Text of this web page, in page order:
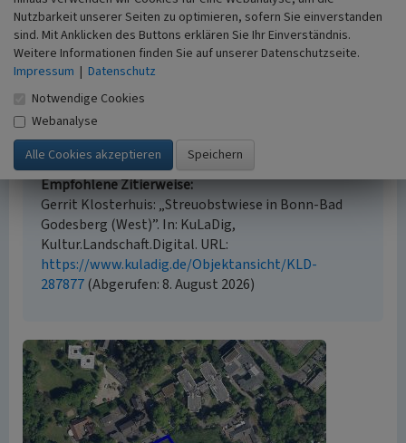
Empfohlene Zitierweise
Urheberrechtlicher Hinweis
Der hier präsentierte Inhalt ist urheberrechtlich
geschützt. Die angezeigten Medien unterliegen
möglicherweise zusätzlichen urheberrechtlichen
Bedingungen, die an diesen ausgewiesen sind.
Empfohlene Zitierweise
Gerrit Klosterhuis: „Streuobstwiese in Bonn-Bad
Godesberg (West)”. In: KuLaDig,
Kultur.Landschaft.Digital. URL:
https://www.kuladig.de/Objektansicht/KLD-
287877(Abgerufen: 8. August 2026)
Nutzbarkeit unserer Seiten zu optimieren, sofern Sie einverstanden
sind. Mit Anklicken des Buttons erklären Sie Ihr Einverständnis.
Weitere Informationen finden Sie auf unserer Datenschutzseite.
Impressum | Datenschutz
Notwendige Cookies
Webanalyse